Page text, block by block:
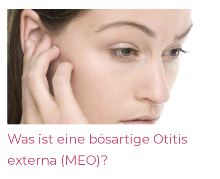
Was ist eine bösartige Otitis
externa (MEO)?